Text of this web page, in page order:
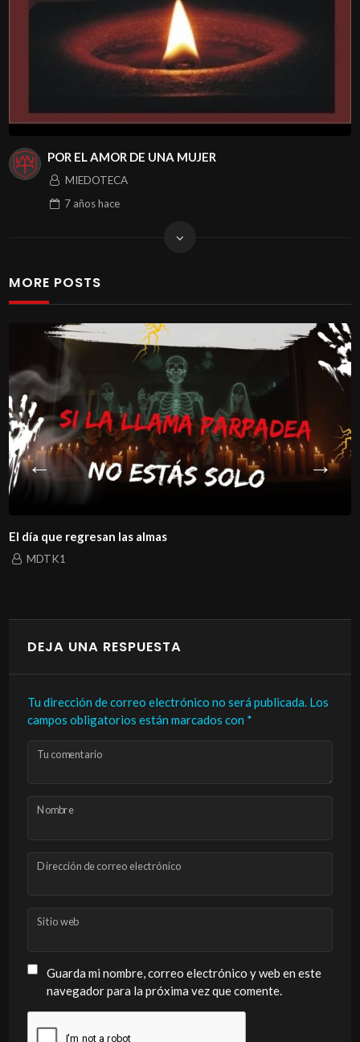
POR EL AMOR DE UNA MUJER
MIEDOTECA
7 añoshace
MORE POSTS
El día que regresan las almas
MDTK1
DEJA UNA RESPUESTA
Tu dirección de correo electrónico no será publicada. Los
campos obligatorios están marcados con *
Tu comentario
Nombre
Dirección de correo electrónico
Sitio web
Guarda mi nombre, correo electrónico y web en este
navegador para la próxima vez que comente.